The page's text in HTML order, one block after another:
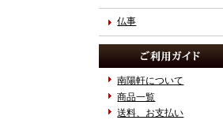
仏事
南陽軒について
商品一覧
送料、お支払い